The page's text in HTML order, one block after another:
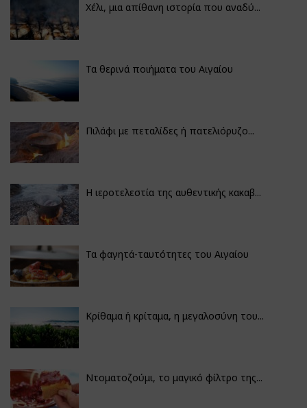
Χέλι, μια απίθανη ιστορία που αναδύ...
Τα θερινά ποιήματα του Αιγαίου
Πιλάφι με πεταλίδες ή πατελιόρυζο...
Η ιεροτελεστία της αυθεντικής κακαβ...
Τα φαγητά-ταυτότητες του Αιγαίου
Κρίθαμα ή κρίταμα, η μεγαλοσύνη του...
Ντοματοζούμι, το μαγικό φίλτρο της...